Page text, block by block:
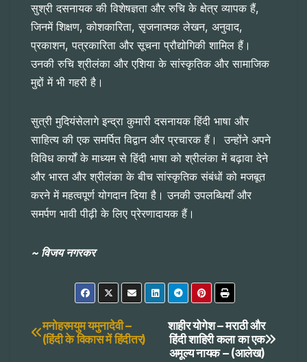
सुश्री दसनायक की विशेषज्ञता और रुचि के क्षेत्र व्यापक हैं,
जिनमें शिक्षण, कोशकारिता, सृजनात्मक लेखन, अनुवाद,
प्रकाशन, पत्रकारिता और सूचना प्रौद्योगिकी शामिल हैं।
उनकी रुचि श्रीलंका और एशिया के सांस्कृतिक और सामाजिक
मुद्दों में भी गहरी है।
सुत्री मुदियंसेलागे इन्द्रा कुमारी दसनायक हिंदी भाषा और
साहित्य की एक समर्पित विद्वान और प्रचारक हैं। उन्होंने अपने
विविध कार्यों के माध्यम से हिंदी भाषा को श्रीलंका में बढ़ावा देने
और भारत और श्रीलंका के बीच सांस्कृतिक संबंधों को मजबूत
करने में महत्वपूर्ण योगदान दिया है। उनकी उपलब्धियाँ और
समर्पण भावी पीढ़ी के लिए प्रेरणादायक हैं।
~ विजय नगरकर
Post
शाहीर योगेश – मराठी और
हिंदी शाहिरी कला का एक
अमूल्य नायक – (आलेख)
मनोहरमयुम यमुनादेवी –
(हिंदी के विकास में हिंदीतर)